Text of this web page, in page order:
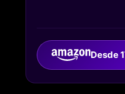
Desde